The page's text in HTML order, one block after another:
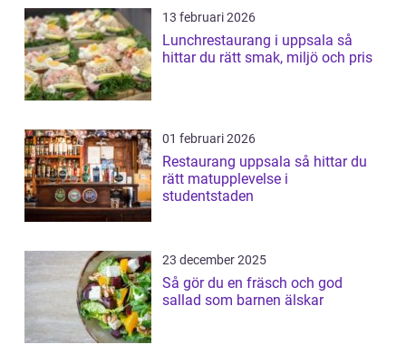
13 februari 2026
Lunchrestaurang i uppsala så
hittar du rätt smak, miljö och pris
01 februari 2026
Restaurang uppsala så hittar du
rätt matupplevelse i
studentstaden
23 december 2025
Så gör du en fräsch och god
sallad som barnen älskar